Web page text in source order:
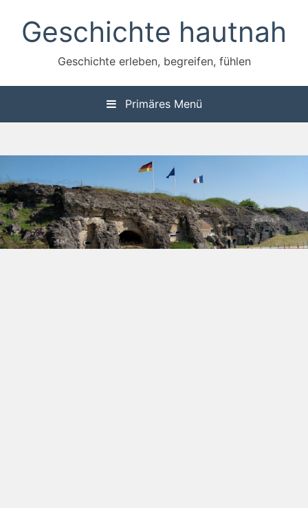
Inhalt
springenGeschichte hautnah
Geschichte erleben, begreifen, fühlen
Primäres Menü